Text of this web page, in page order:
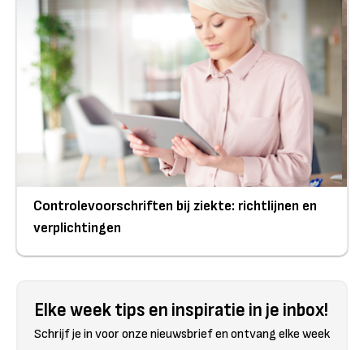
Controlevoorschriften bij ziekte: richtlijnen en
verplichtingen
Elke week tips en inspiratie in je inbox!
Schrijf je in voor onze nieuwsbrief en ontvang elke week